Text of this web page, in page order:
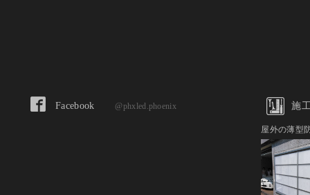
Facebook @phxled.phoenix 施
屋外の薄型